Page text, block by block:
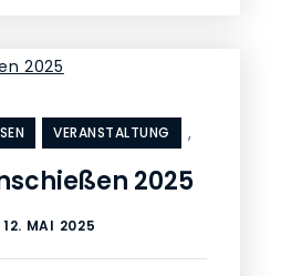
,
VERANSTALTUNG
2025